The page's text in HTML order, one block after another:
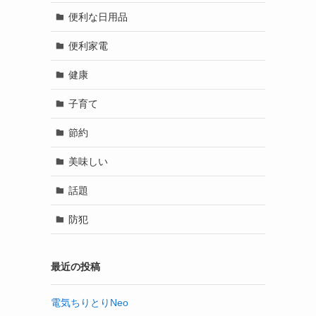
便利な日用品
便利家電
健康
子育て
節約
美味しい
話題
防犯
最近の投稿
電気ちりとりNeo